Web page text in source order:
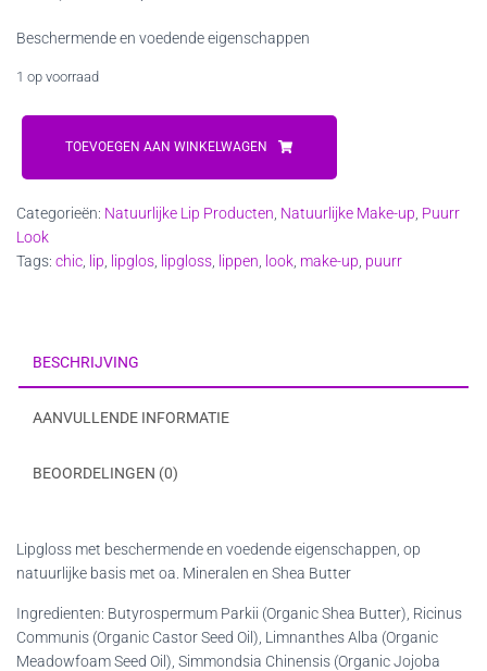
prijs
was:
€19,95.
prijs
€19,50.
Beschermende en voedende eigenschappen
1 op voorraad
Puurr
LipglossTOEVOEGEN AAN WINKELWAGEN
Categorieën: Natuurlijke Lip Producten Natuurlijke Make-up Puurr
Look
Tags: chic lip lipglos lipgloss lippen look make-up puurr
BESCHRIJVING
AANVULLENDE INFORMATIE
BEOORDELINGEN (0)
Lipgloss met beschermende en voedende eigenschappen, op
natuurlijke basis met oa. Mineralen en Shea Butter
Ingredienten: Butyrospermum Parkii (Organic Shea Butter), Ricinus
Communis (Organic Castor Seed Oil), Limnanthes Alba (Organic
Meadowfoam Seed Oil), Simmondsia Chinensis (Organic Jojoba